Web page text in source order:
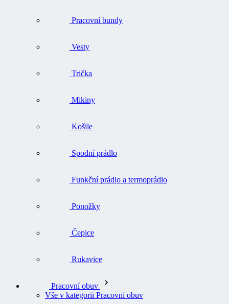
Pracovní bundy
Vesty
Trička
Mikiny
Košile
Spodní prádlo
Funkční prádlo a termoprádlo
Ponožky
Čepice
Rukavice
Pracovní obuv
Vše v kategorii Pracovní obuv